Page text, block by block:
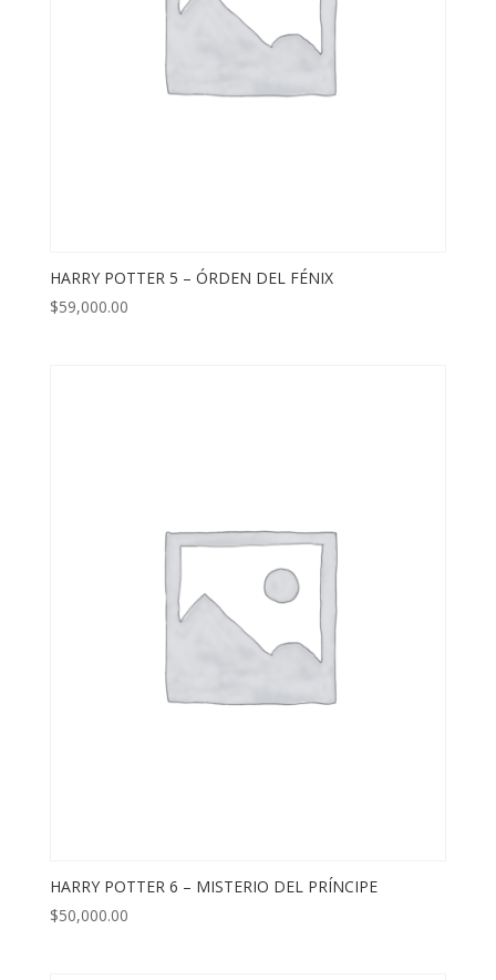
HARRY POTTER 5 – ÓRDEN DEL FÉNIX
$59,000.00
HARRY POTTER 6 – MISTERIO DEL PRÍNCIPE
$50,000.00